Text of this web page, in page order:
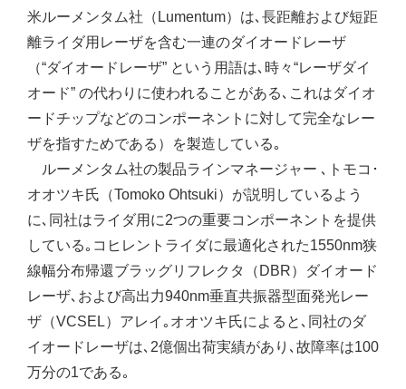
米ルーメンタム社（Lumentum）は､長距離および短距
離ライダ用レーザを含む一連のダイオードレーザ
（“ダイオードレーザ” という用語は､時々“レーザダイ
オード” の代わりに使われることがある､これはダイオ
ードチップなどのコンポーネントに対して完全なレー
ザを指すためである）を製造している｡
ルーメンタム社の製品ラインマネージャー ､トモコ･
オオツキ氏（Tomoko Ohtsuki）が説明しているよう
に､同社はライダ用に2つの重要コンポーネントを提供
している｡コヒレントライダに最適化された1550nm狭
線幅分布帰還ブラッグリフレクタ（DBR）ダイオード
レーザ､および高出力940nm垂直共振器型面発光レー
ザ（VCSEL）アレイ｡オオツキ氏によると､同社のダ
イオードレーザは､2億個出荷実績があり､故障率は100
万分の1である｡